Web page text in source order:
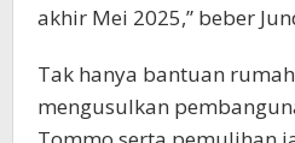
akhir Mei 2025,” beber
Tak hanya bantuan
mengusulkan